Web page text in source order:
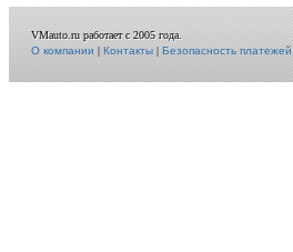
VMauto.ru работает с 2005 года.
О компании|Контакты|Безопасность платежей